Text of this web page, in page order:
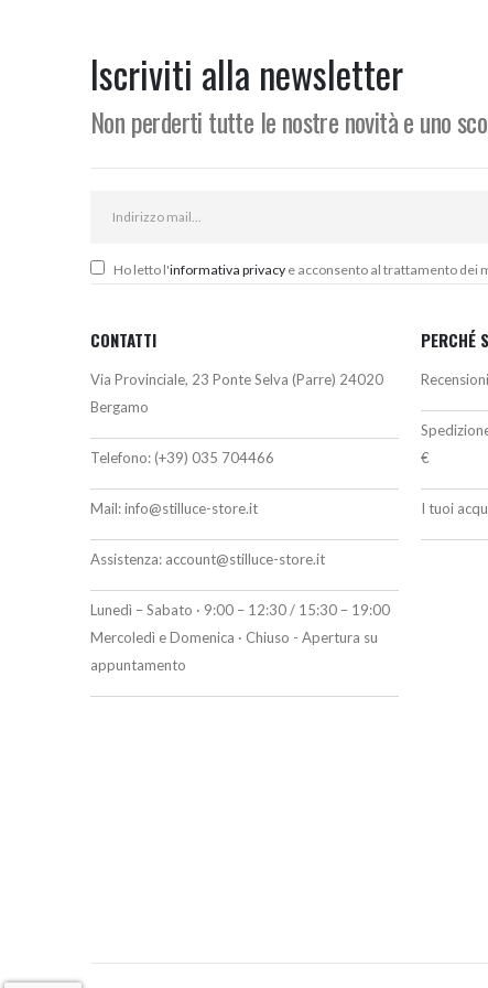
Iscriviti alla newsletter
Non perderti tutte le nostre novità e uno
Ho letto l'informativa privacy e acconsento al trattamento dei
CONTATTI
Via Provinciale, 23 Ponte Selva (Parre) 24020
Bergamo
Telefono: (+39) 035 704466
Mail:info@stilluce-store.it
Assistenza: account@stilluce-store.it
Lunedì – Sabato · 9:00 – 12:30 / 15:30 – 19:00
Mercoledì e Domenica · Chiuso - Apertura su
appuntamento
PERCHÉ
€
I tuoi